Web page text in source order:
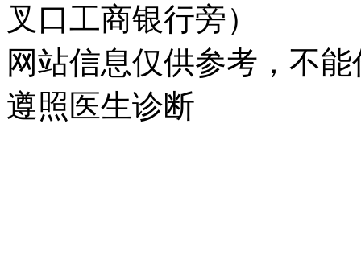
叉口工商银行旁）
网站信息仅供参考，不
遵照医生诊断